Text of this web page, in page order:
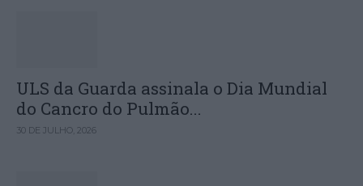
ULS da Guarda assinala o Dia Mundial
do Cancro do Pulmão...
30 DE JULHO, 2026